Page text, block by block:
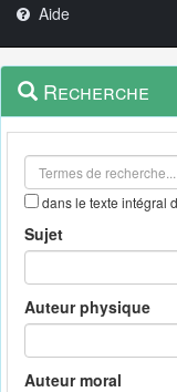
Aide
Navigation
outils
Menu
contextuel
Recherche
dans le texte intégral
Sujet
Auteur physique
Auteur moral